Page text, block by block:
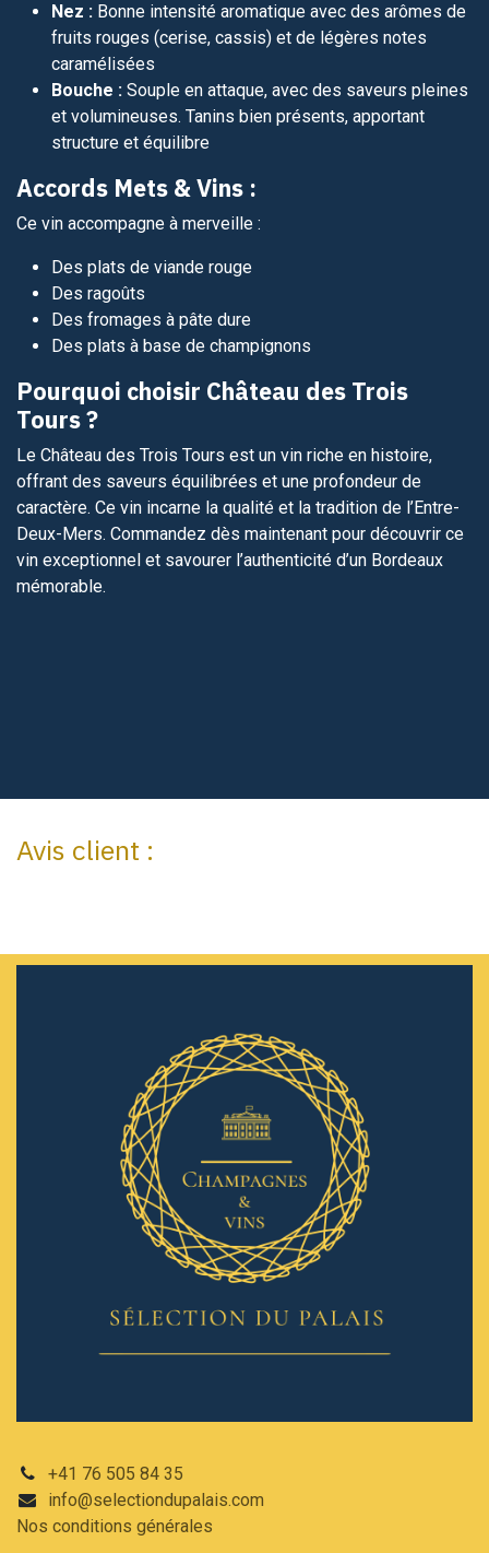
Nez : Bonne intensité aromatique avec des arômes de
fruits rouges (cerise, cassis) et de légères notes
caramélisées
Bouche : Souple en attaque, avec des saveurs pleines
et volumineuses. Tanins bien présents, apportant
structure et équilibre
Accords Mets & Vins :
Ce vin accompagne à merveille :
Des plats de viande rouge
Des ragoûts
Des fromages à pâte dure
Des plats à base de champignons
Pourquoi choisir Château des Trois
Tours ?
Le Château des Trois Tours est un vin riche en histoire,
offrant des saveurs équilibrées et une profondeur de
caractère. Ce vin incarne la qualité et la tradition de l’Entre-
Deux-Mers. Commandez dès maintenant pour découvrir ce
vin exceptionnel et savourer l’authenticité d’un Bordeaux
mémorable.
Avis client :
+41 76 505 84 35
info@selectiondupalais.com
Nos conditions générales